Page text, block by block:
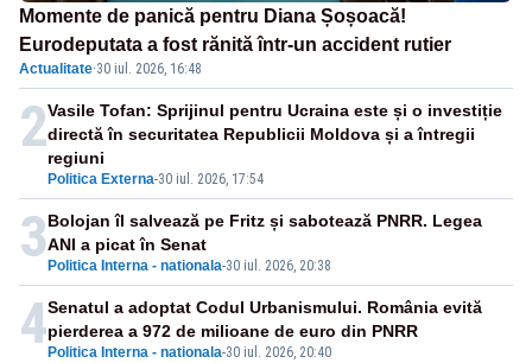
Momente de panică pentru Diana Șoșoacă!
Eurodeputata a fost rănită într-un accident rutier
Actualitate·30 iul. 2026, 16:48
2
Politica Externa-30 iul. 2026, 17:54
Vasile Tofan: Sprijinul pentru Ucraina este și o investiție
directă în securitatea Republicii Moldova și a întregii
regiuni
3 Politica Interna - nationala-30 iul. 2026, 20:38
Bolojan îl salvează pe Fritz și sabotează PNRR. Legea
ANI a picat în Senat
4 Politica Interna - nationala-30 iul. 2026, 20:40
Senatul a adoptat Codul Urbanismului. România evită
pierderea a 972 de milioane de euro din PNRR